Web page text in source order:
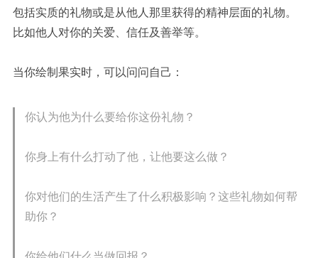
包括实质的礼物或是从他人那里获得的精神层面的礼物。
比如他人对你的关爱、信任及善举等。
当你绘制果实时，可以问问自己 ：
你认为他为什么要给你这份礼物？
你身上有什么打动了他，让他要这么做？
你对他们的生活产生了什么积极影响？这些礼物如何帮
助你？